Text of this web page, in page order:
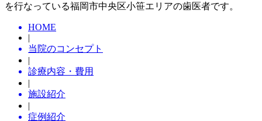
を行なっている福岡市中央区小笹エリアの歯医者です。
HOME
|
当院のコンセプト
|
診療内容・費用
|
施設紹介
|
症例紹介